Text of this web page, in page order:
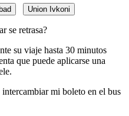
Union Ivkoni
se retrasa?
su viaje hasta 30 minutos
que puede aplicarse una
mi boleto en el bus